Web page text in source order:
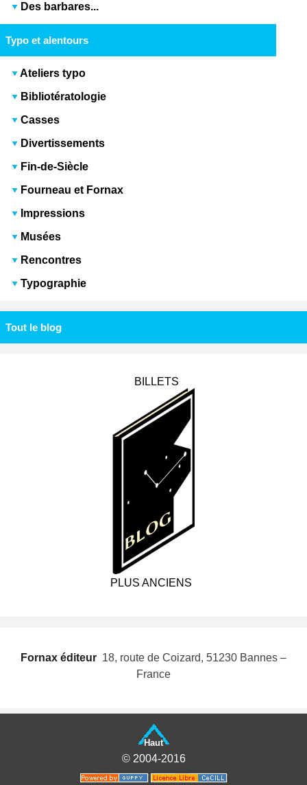
Des barbares...
Typo et alentours
Ateliers typo
Bibliotératologie
Casses
Divertissements
Fin-de-Siècle
Fourneau et Fornax
Impressions
Musées
Rencontres
Typographie
Tout le blog
BILLETS
PLUS ANCIENS
Fornax éditeur  18, route de Coizard, 51230 Bannes –
France
Haut
© 2004-2016